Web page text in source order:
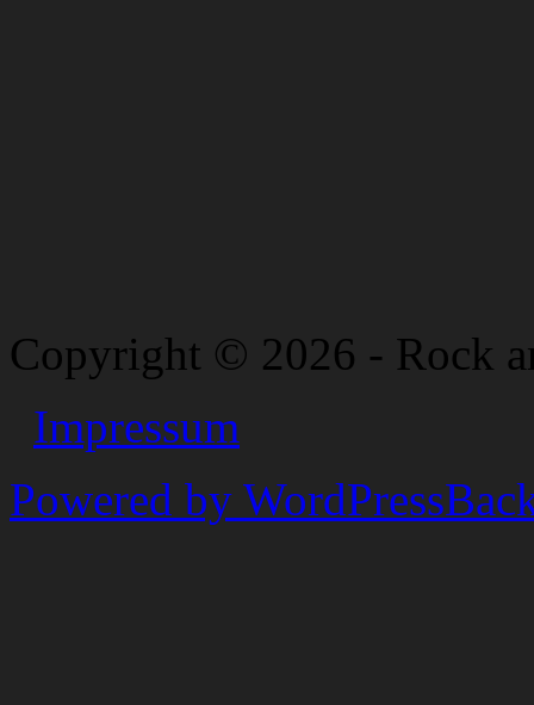
Copyright © 2026 - Rock
Impressum
Powered by WordPress